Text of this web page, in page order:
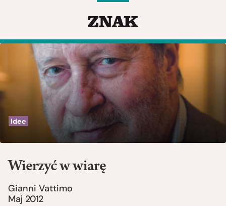
Idee
Wierzyć w wiarę
Gianni Vattimo
Maj 2012